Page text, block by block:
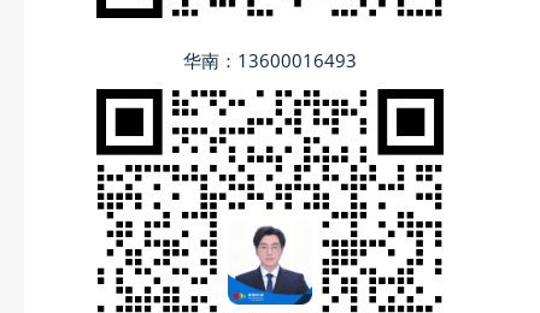
华南：13600016493